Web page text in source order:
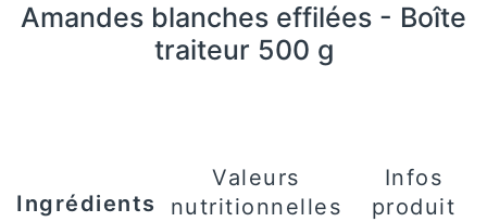
Amandes blanches effilées - Boîte
traiteur 500 g
Ingrédients
Valeurs
nutritionnelles
Infos
produit